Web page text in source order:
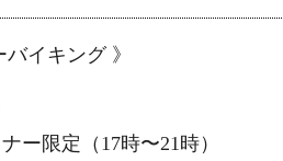
イキング 》
ー限定（17時〜21時）